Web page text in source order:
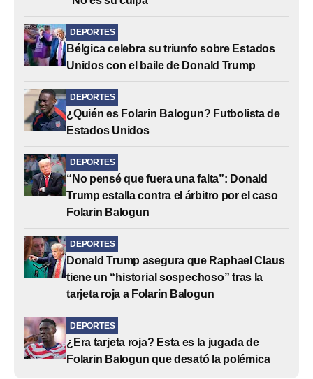
DEPORTES
Bélgica celebra su triunfo sobre Estados
Unidos con el baile de Donald Trump
DEPORTES
¿Quién es Folarin Balogun? Futbolista de
Estados Unidos
DEPORTES
“No pensé que fuera una falta”: Donald
Trump estalla contra el árbitro por el caso
Folarin Balogun
DEPORTES
Donald Trump asegura que Raphael Claus
tiene un “historial sospechoso” tras la
tarjeta roja a Folarin Balogun
DEPORTES
¿Era tarjeta roja? Esta es la jugada de
Folarin Balogun que desató la polémica